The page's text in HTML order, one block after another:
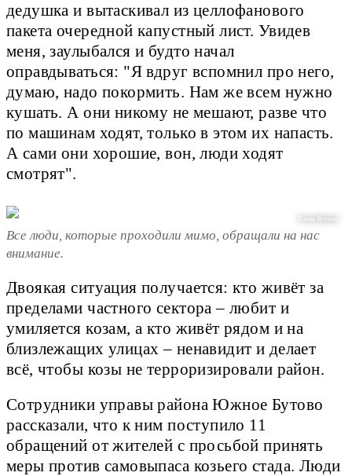
дедушка и вытаскивал из целлофанового
пакета очередной капустный лист. Увидев
меня, заулыбался и будто начал
оправдываться: "Я вдруг вспомнил про него,
думаю, надо покормить. Нам же всем нужно
кушать. А они никому не мешают, разве что
по машинам ходят, только в этом их напасть.
А сами они хорошие, вон, люди ходят
смотрят".
Елена Купцова
Все люди, которые проходили мимо, обращали на нас
внимание.
Двоякая ситуация получается: кто живёт за
пределами частного сектора – любит и
умиляется козам, а кто живёт рядом и на
близлежащих улицах – ненавидит и делает
всё, чтобы козы не терроризировали район.
Сотрудники управы района Южное Бутово
рассказали, что к ним поступило 11
обращений от жителей с просьбой принять
меры против самовыпаса козьего стада. Люди